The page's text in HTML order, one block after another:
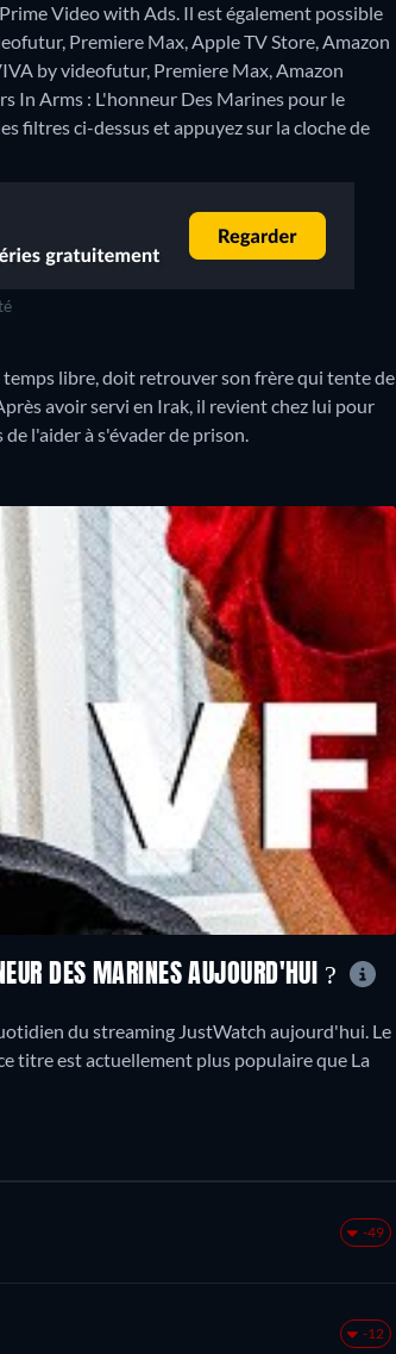
Video with Ads. Il est également possible
Premiere Max, Apple TV Store, Amazon
by videofutur, Premiere Max, Amazon
In Arms : L'honneur Des Marines pour le
filtres ci-dessus et appuyez sur la cloche de
libre, doit retrouver son frère qui tente de
avoir servi en Irak, il revient chez lui pour
l'aider à s'évader de prison.
DES MARINES AUJOURD'HUI ?
du streaming JustWatch aujourd'hui. Le
titre est actuellement plus populaire que La
-49
-12